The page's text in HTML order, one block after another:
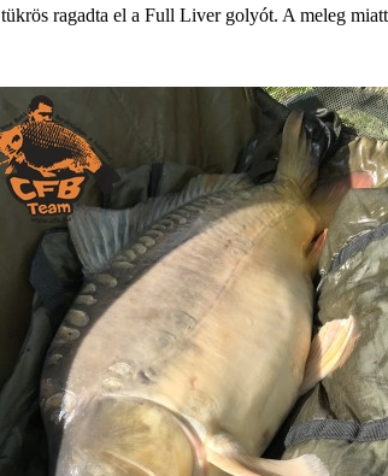
ragadta el a Full Liver golyót. A meleg